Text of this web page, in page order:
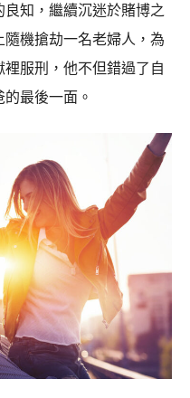
知，繼續沉迷於賭博之
機搶劫一名老婦人，為
服刑，他不但錯過了自
最後一面。